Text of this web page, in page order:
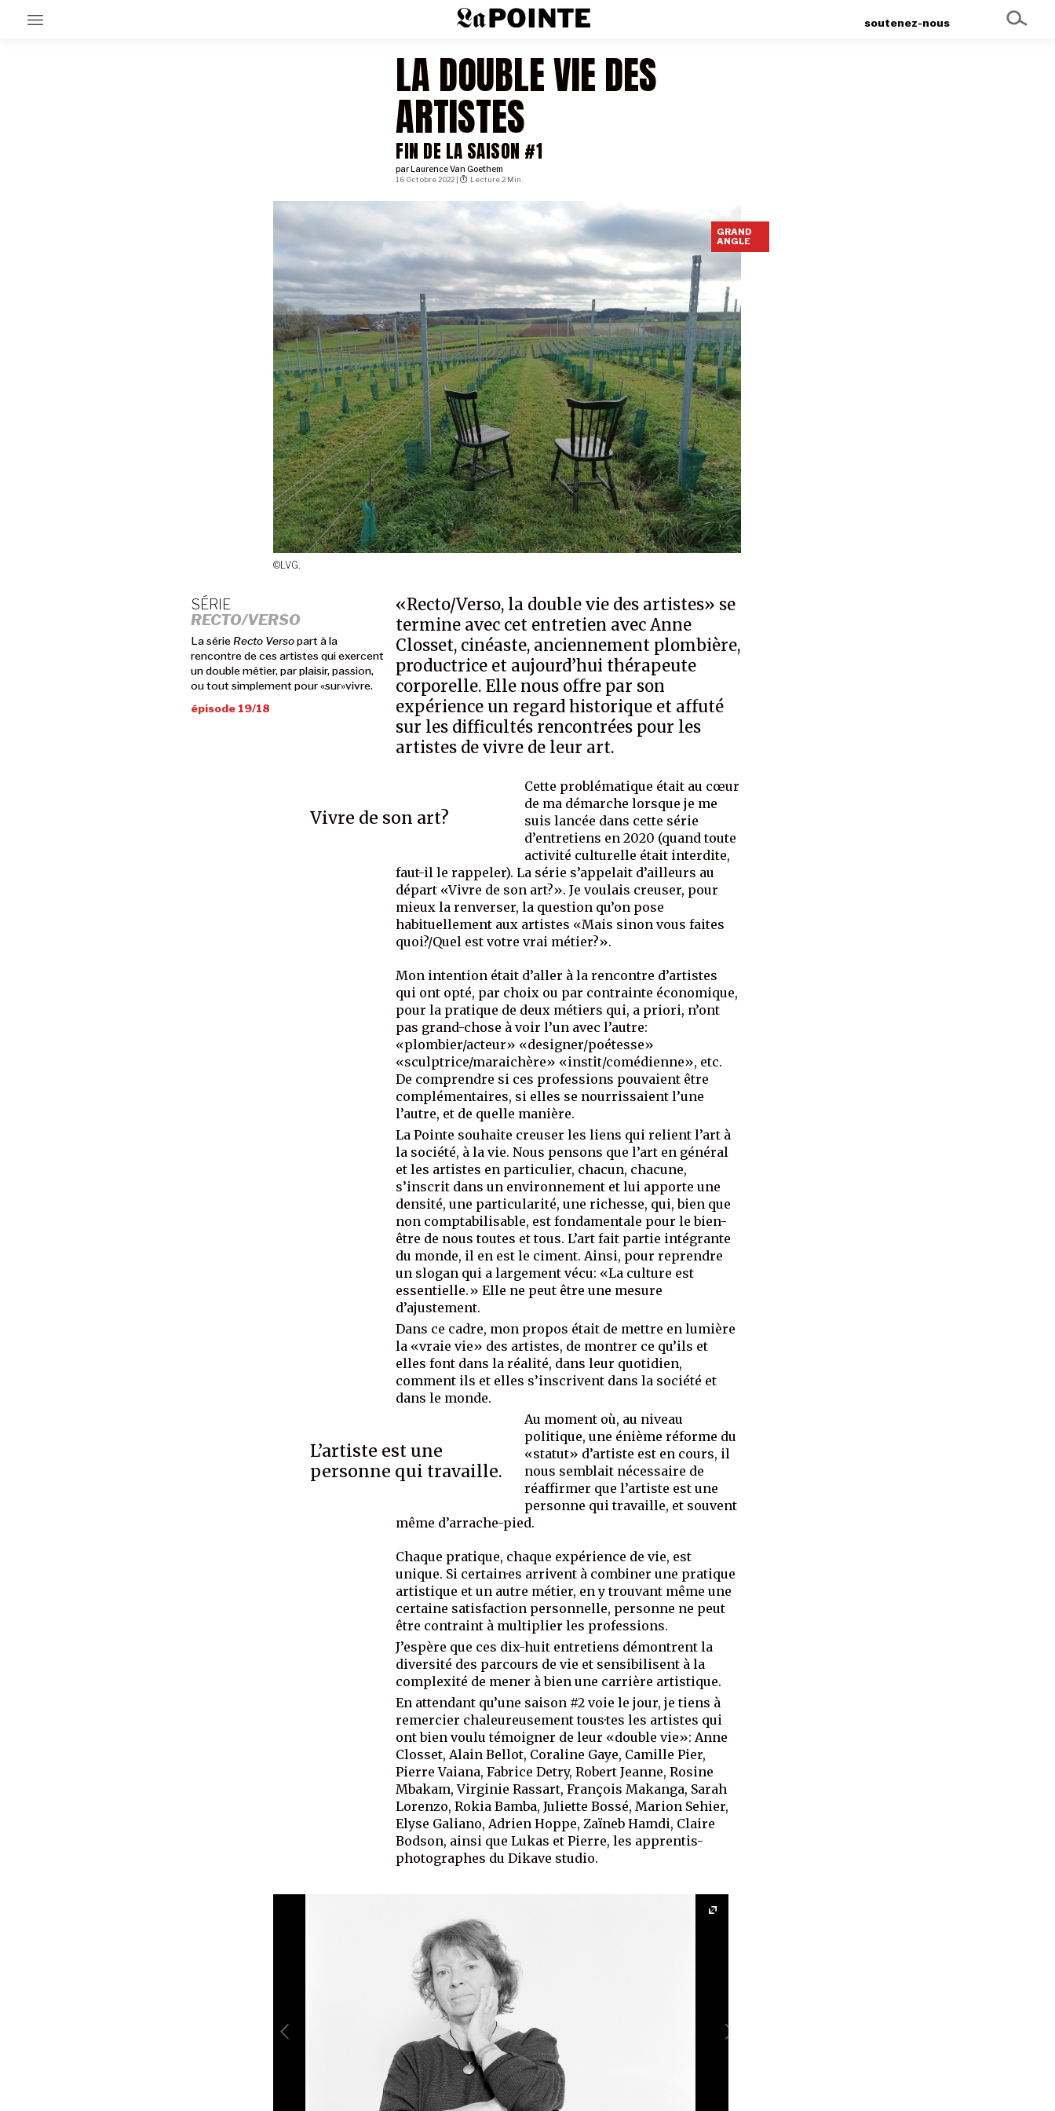
soutenez-nous
SÉRIE
RECTO/VERSO
La série Recto Versopart à la
rencontre de ces artistes qui exercent
un double métier, par plaisir, passion,
ou tout simplement pour «sur»vivre.
épisode 19/18
©LVG.
LA DOUBLE VIE DES
ARTISTES
FIN DE LA SAISON #1
GRAND
ANGLE
par Laurence Van Goethem
«Recto/Verso, la double vie des artistes» se
termine avec cet entretien avec Anne
Closset, cinéaste, anciennement plombière,
productrice et aujourd’hui thérapeute
corporelle. Elle nous offre par son
expérience un regard historique et affuté
sur les difficultés rencontrées pour les
artistes de vivre de leur art.
16 Octobre 2022 | Lecture 2 Min.
Vivre de son art?
Cette problématique était au cœur
de ma démarche lorsque je me
suis lancée dans cette série
d’entretiens en 2020 (quand toute
activité culturelle était interdite,
faut-il le rappeler). La série s’appelait d’ailleurs au
départ «Vivre de son art?». Je voulais creuser, pour
mieux la renverser, la question qu’on pose
habituellement aux artistes «Mais sinon vous faites
quoi?/Quel est votre vrai métier?».
Mon intention était d’aller à la rencontre d’artistes
qui ont opté, par choix ou par contrainte économique,
pour la pratique de deux métiers qui, a priori, n’ont
pas grand-chose à voir l’un avec l’autre:
«plombier/acteur» «designer/poétesse»
«sculptrice/maraichère» «instit/comédienne», etc.
De comprendre si ces professions pouvaient être
complémentaires, si elles se nourrissaient l’une
l’autre, et de quelle manière.
La Pointe souhaite creuser les liens qui relient l’art à
la société, à la vie. Nous pensons que l’art en général
et les artistes en particulier, chacun, chacune,
s’inscrit dans un environnement et lui apporte une
densité, une particularité, une richesse, qui, bien que
non comptabilisable, est fondamentale pour le bien-
être de nous toutes et tous. L’art fait partie intégrante
du monde, il en est le ciment. Ainsi, pour reprendre
un slogan qui a largement vécu: «La culture est
essentielle.» Elle ne peut être une mesure
d’ajustement.
Dans ce cadre, mon propos était de mettre en lumière
la «vraie vie» des artistes, de montrer ce qu’ils et
elles font dans la réalité, dans leur quotidien,
comment ils et elles s’inscrivent dans la société et
dans le monde.
L’artiste est une
personne qui travaille.
Au moment où, au niveau
politique, une énième réforme du
«statut» d’artiste est en cours, il
nous semblait nécessaire de
réaffirmer que l’artiste est une
personne qui travaille, et souvent
même d’arrache-pied.
Chaque pratique, chaque expérience de vie, est
unique. Si certain·es arrivent à combiner une pratique
artistique et un autre métier, en y trouvant même une
certaine satisfaction personnelle, personne ne peut
être contraint à multiplier les professions.
J’espère que ces dix-huit entretiens démontrent la
diversité des parcours de vie et sensibilisent à la
complexité de mener à bien une carrière artistique.
En attendant qu’une saison #2 voie le jour, je tiens à
remercier chaleureusement tous·tes les artistes qui
ont bien voulu témoigner de leur «double vie»: Anne
Closset, Alain Bellot, Coraline Gaye, Camille Pier,
Pierre Vaiana, Fabrice Detry, Robert Jeanne, Rosine
Mbakam, Virginie Rassart, François Makanga, Sarah
Lorenzo, Rokia Bamba, Juliette Bossé, Marion Sehier,
Elyse Galiano, Adrien Hoppe, Zaïneb Hamdi, Claire
Bodson, ainsi que Lukas et Pierre, les apprentis-
photographes du Dikave studio.